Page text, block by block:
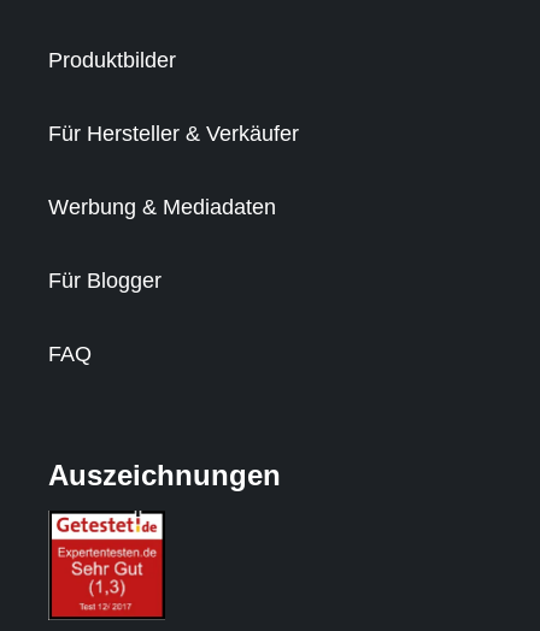
Produktbilder
Für Hersteller & Verkäufer
Werbung & Mediadaten
Für Blogger
FAQ
Auszeichnungen